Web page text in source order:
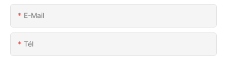
E-Mail
Tél